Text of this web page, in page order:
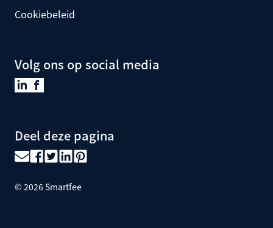
Cookiebeleid
Volg ons op social media
Deel deze pagina
© 2026 Smartfee